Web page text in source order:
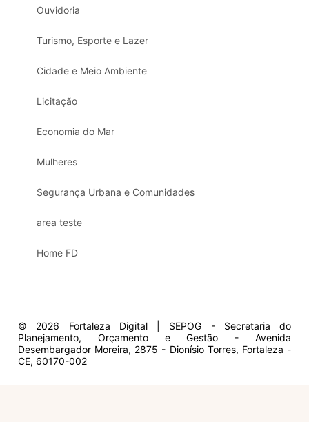
Ouvidoria
Turismo, Esporte e Lazer
Cidade e Meio Ambiente
Licitação
Economia do Mar
Mulheres
Segurança Urbana e Comunidades
area teste
Home FD
© 2026 Fortaleza Digital | SEPOG - Secretaria do
Planejamento, Orçamento e Gestão - Avenida
Desembargador Moreira, 2875 - Dionísio Torres, Fortaleza -
CE, 60170-002